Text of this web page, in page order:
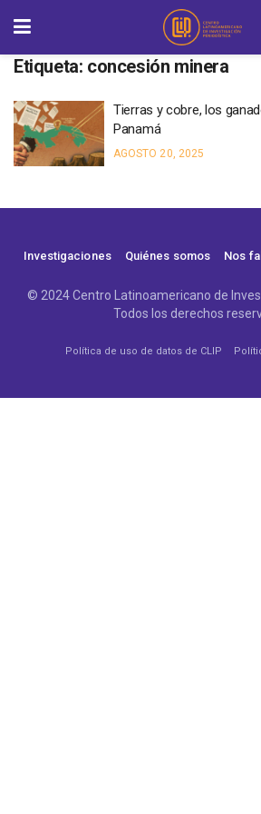
Etiqueta: concesión minera
Tierras y cobre, los
Panamá
AGOSTO 20, 2025
Investigaciones Quiénes somos Nos
© 2024 Centro Latinoamericano de
Todos los derechos
Política de uso de datos de CLIP